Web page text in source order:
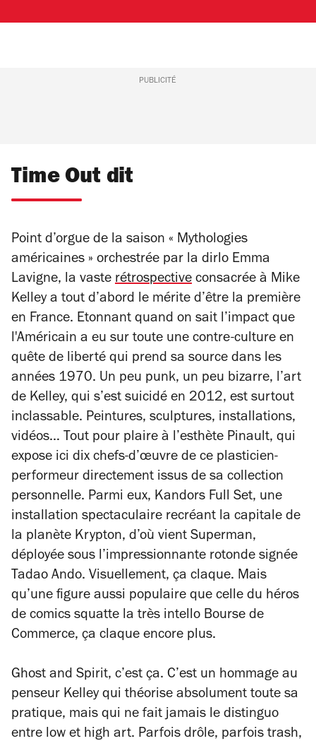
PUBLICITÉ
Time Out dit
Point d’orgue de la saison « Mythologies
américaines » orchestrée par la dirlo Emma
Lavigne, la vaste rétrospective consacrée à Mike
Kelley a tout d’abord le mérite d’être la première
en France. Etonnant quand on sait l’impact que
l'Américain a eu sur toute une contre-culture en
quête de liberté qui prend sa source dans les
années 1970. Un peu punk, un peu bizarre, l’art
de Kelley, qui s’est suicidé en 2012, est surtout
inclassable. Peintures, sculptures, installations,
vidéos… Tout pour plaire à l’esthète Pinault, qui
expose ici dix chefs-d’œuvre de ce plasticien-
performeur directement issus de sa collection
personnelle. Parmi eux, Kandors Full Set, une
installation spectaculaire recréant la capitale de
la planète Krypton, d’où vient Superman,
déployée sous l’impressionnante rotonde signée
Tadao Ando. Visuellement, ça claque. Mais
qu’une figure aussi populaire que celle du héros
de comics squatte la très intello Bourse de
Commerce, ça claque encore plus.
Ghost and Spirit, c’est ça. C’est un hommage au
penseur Kelley qui théorise absolument toute sa
pratique, mais qui ne fait jamais le distinguo
entre low et high art. Parfois drôle, parfois trash,